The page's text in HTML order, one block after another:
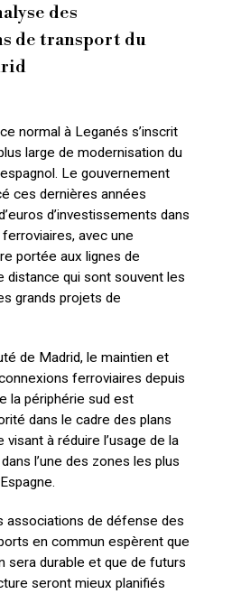
des
de transport du
normal à Leganés s’inscrit
large de modernisation du
Le gouvernement
ces dernières années
d’investissements dans
avec une
portée aux lignes de
distance qui sont souvent les
grands projets de
de Madrid, le maintien et
ferroviaires depuis
la périphérie sud est
dans le cadre des plans
à réduire l’usage de la
l’une des zones les plus
associations de défense des
en commun espèrent que
sera durable et que de futurs
seront mieux planifiés